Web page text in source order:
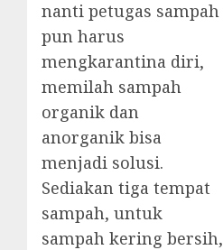
nanti petugas sampah
pun harus
mengkarantina diri,
memilah sampah
organik dan
anorganik bisa
menjadi solusi.
Sediakan tiga tempat
sampah, untuk
sampah kering bersih,